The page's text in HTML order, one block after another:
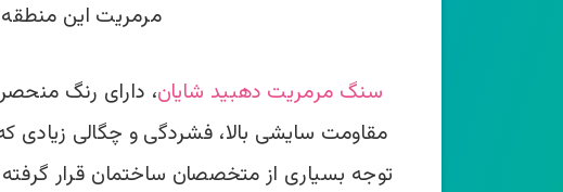
مرمریت این منطقه
سنگ مرمریت دهبید شایان، دارای رنگ
مقاومت سایشی بالا، فشردگی و چگالی
توجه بسیاری از متخصصان ساختمان قرار